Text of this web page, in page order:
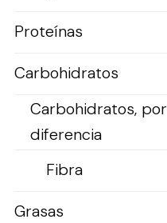
Proteínas
Carbohidratos
Carbohidratos, por
diferencia
Fibra
Grasas